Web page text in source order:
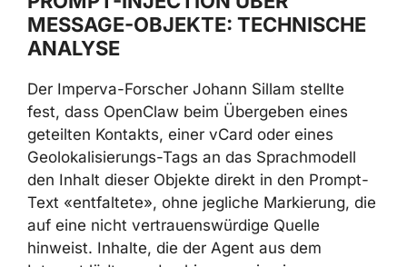
MESSAGE-OBJEKTE: TECHNISCHE
ANALYSE
fest, dass OpenClaw beim Übergeben eines
geteilten Kontakts, einer vCard oder eines
Geolokalisierungs-Tags an das Sprachmodell
den Inhalt dieser Objekte direkt in den
Prompt-Text «entfaltete», ohne jegliche
Markierung, die auf eine nicht
vertrauenswürdige Quelle hinweist. Inhalte,
die der Agent aus dem Internet lädt, wurden